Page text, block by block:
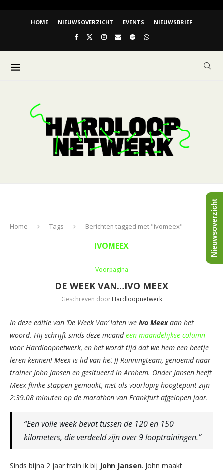
HOME NIEUWSOVERZICHT EVENTS NIEUWSBRIEF
Home Tags Berichten tagged met "ivomeex"
IVOMEEX
Voorpagina
DE WEEK VAN…IVO MEEX
Geschreven door Hardloopnetwerk
In deze editie van ‘De Week Van’ laten we Ivo Meexaan het
woord. Hij schrijft sinds deze maandeen maandelijkse column
voor Hardloopnetwerk, en het wordt tijd dat we hem een beetje
leren kennen! Meex is lid van het JJ Runningteam, genoemd naar
trainer John Jansen en gesitueerd in Arnhem. Onder Jansen heeft
Meex flinke stappen gemaakt, met als voorlopig hoogtepunt zijn
2:39.08 minuten op de marathon van Frankfurt afgelopen jaar.
“Een volle week bevat tussen de 120 en 150
kilometers, die verdeeld zijn over 9 looptrainingen.”
Sinds bijna 2 jaar train ik bij John Jansen. John maakt
Nieuwsoverzicht